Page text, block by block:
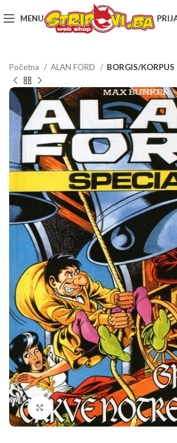
MENU
Početna ALAN FORD BORGIS/KORPUS
Klikni da povečaš